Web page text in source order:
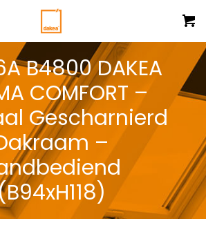
B4800 DAKEA
COMFORT –
Gescharnierd
–